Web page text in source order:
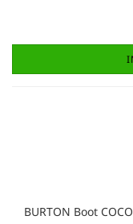
BURTON Boot